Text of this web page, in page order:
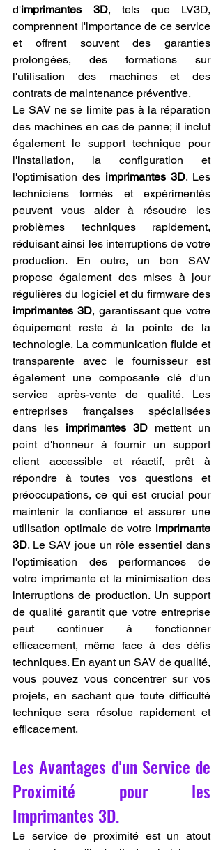
d'imprimantes 3D, tels que LV3D,
comprennent l'importance de ce service
et offrent souvent des garanties
prolongées, des formations sur
l'utilisation des machines et des
contrats de maintenance préventive.
Le SAV ne se limite pas à la réparation
des machines en cas de panne; il inclut
également le support technique pour
l'installation, la configuration et
l'optimisation des imprimantes 3D. Les
techniciens formés et expérimentés
peuvent vous aider à résoudre les
problèmes techniques rapidement,
réduisant ainsi les interruptions de votre
production. En outre, un bon SAV
propose également des mises à jour
imprimantes 3D, garantissant que votre
équipement reste à la pointe de la
technologie. La communication fluide et
transparente avec le fournisseur est
également une composante clé d'un
service après-vente de qualité. Les
entreprises françaises spécialisées
dans les imprimantes 3D mettent un
point d'honneur à fournir un support
client accessible et réactif, prêt à
répondre à toutes vos questions et
préoccupations, ce qui est crucial pour
maintenir la confiance et assurer une
utilisation optimale de votre imprimante
3D. Le SAV joue un rôle essentiel dans
l'optimisation des performances de
votre imprimante et la minimisation des
interruptions de production. Un support
de qualité garantit que votre entreprise
peut continuer à fonctionner
efficacement, même face à des défis
techniques. En ayant un SAV de qualité,
vous pouvez vous concentrer sur vos
projets, en sachant que toute difficulté
technique sera résolue rapidement et
efficacement.
Les Avantages d'un Service de
Proximité pour les
Imprimantes 3D.
Le service de proximité est un atout